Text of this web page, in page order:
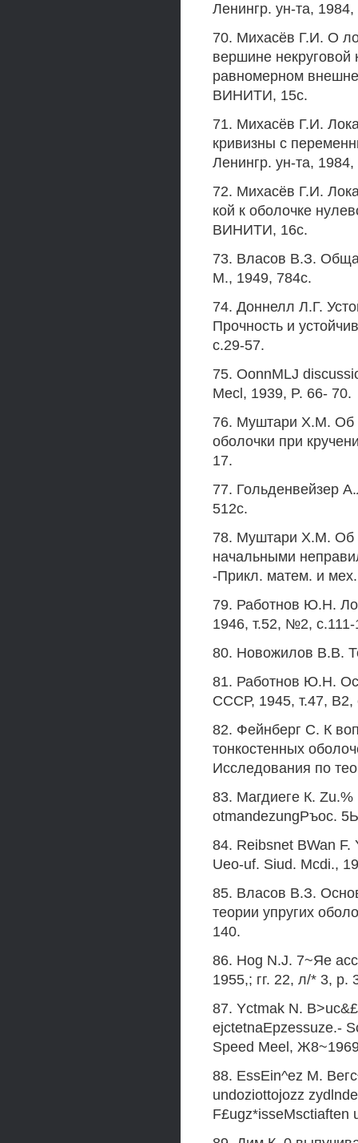
Ленингр. ун-та,
70. Михасёв Г.И. О
вершине некруговой
равномерном
ВИНИТИ, 15с.
71. Михасёв Г.И.
кривизны с
Ленингр. ун-та,
72. Михасёв Г.И.
кой к оболочке
ВИНИТИ, 16с.
73. Власов В.З.
М., 1949, 784с.
74. Доннелл Л.Г.
Прочность и
с.29-57.
75. OonnMLJ
Mecl, 1939, P. 66- 70.
76. Муштари X.M. Об
оболочки при
17.
77. Гольденвейзер
512с.
78. Муштари Х.М. Об
начальными
-Прикл. матем. и
79. Работнов Ю.Н.
1946, т.52, №2, с.111-
80. Новожилов В.В.
81. Работнов Ю.Н.
СССР, 1945, т.47, В2,
82. Фейнберг С. К
тонкостенных
Исследования по
83. Магдиеге К.
otmandezungРъос.
84. Reibsnet ВWan
Ueo-uf. Siud. Mcdi.,
85. Власов В.З.
теории упругих
140.
86. Hog N.J. 7~Яе
1955,; гг. 22, л/* 3, p.
87. Yctmak N.
ejctetnaEpzessuze.-
Speed Meel,
88. EssEin^ez M.
undoziottojozz
F£ugz*isseMsctiaften